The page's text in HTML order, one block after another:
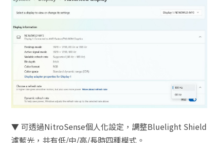
▼ 可透過NitroSense個人化設定，調整Bluelight Shield
濾藍光，共有低/中/高/長時四種模式。